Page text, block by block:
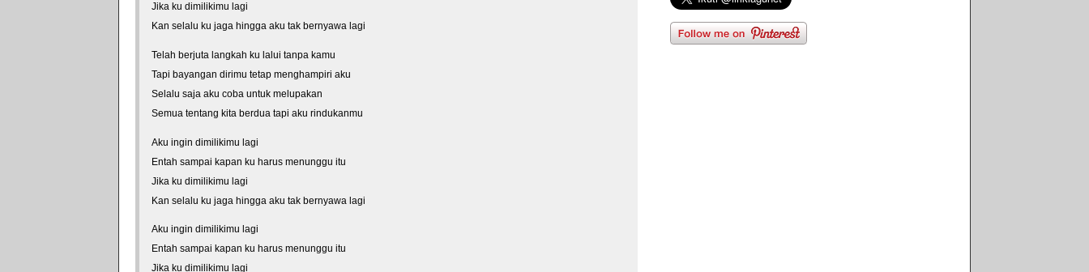
Jika ku dimilikimu lagi
Kan selalu ku jaga hingga aku tak bernyawa lagi
Telah berjuta langkah ku lalui tanpa kamu
Tapi bayangan dirimu tetap menghampiri aku
Selalu saja aku coba untuk melupakan
Semua tentang kita berdua tapi aku rindukanmu
Aku ingin dimilikimu lagi
Entah sampai kapan ku harus menunggu itu
Jika ku dimilikimu lagi
Kan selalu ku jaga hingga aku tak bernyawa lagi
Aku ingin dimilikimu lagi
Entah sampai kapan ku harus menunggu itu
Jika ku dimilikimu lagi